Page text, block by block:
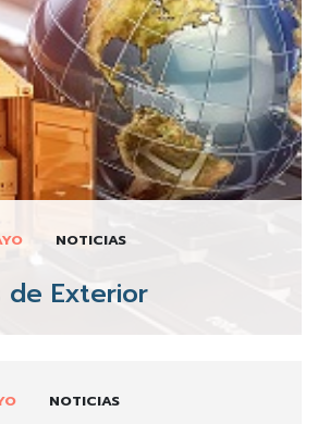
NOTICIAS
de Exterior
NOTICIAS